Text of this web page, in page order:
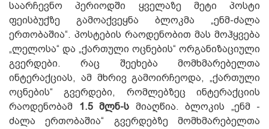
საარჩევნო პერიოდში ყველაზე მეტი პოსტი
ფეისბუქზე გამოაქვეყნა ბლოკმა „ენმ-ძალა
ერთობაშია“. პოსტების რაოდენობით მას მოჰყვება
„ლელოსა“ და „ქართული ოცნების“ ორგანიზაციული
გვერდები. რაც შეეხება მომხმარებელთა
ინტერაქციას, ამ მხრივ გამოირჩეოდა, „ქართული
ოცნების“ გვერდები, რომლებზეც ინტერაქციის
რაოდენობამ 1.5 მლნ-ს მიაღწია. ბლოკის „ენმ -
ძალა ერთობაშია“ გვერდებზე მომხმარებელთა